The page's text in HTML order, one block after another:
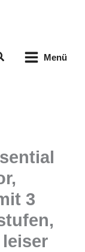
Menü
3